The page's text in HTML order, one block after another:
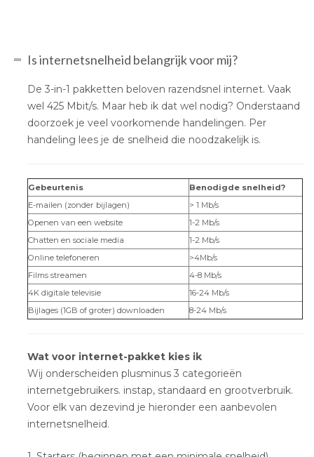
Is internetsnelheid belangrijk voor mij?
De 3-in-1 pakketten beloven razendsnel internet. Vaak
wel 425 Mbit/s. Maar heb ik dat wel nodig? Onderstaand
doorzoek je veel voorkomende handelingen. Per
handeling lees je de snelheid die noodzakelijk is.
Gebeurtenis
Benodigde snelheid?
E-mailen (zonder bijlagen)
> 1 Mb/s
Openen van een website
1-2 Mb/s
Chatten en sociale media
1-2 Mb/s
Online telefoneren
>4Mb/s
Films streamen
4-8 Mb/s
4K digitale televisie
16-24 Mb/s
Bijlages (1GB of groter) downloaden
8-24 Mb/s
Wat voor internet-pakket kies ik
Wij onderscheiden plusminus 3 categorieën
internetgebruikers. instap, standaard en grootverbruik.
Voor elk van dezevind je hieronder een aanbevolen
internetsnelheid.